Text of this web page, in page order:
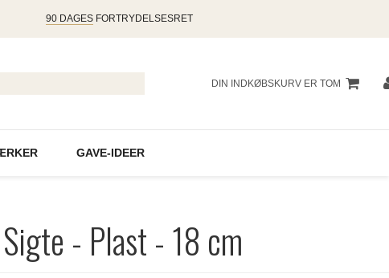
90 DAGESFORTRYDELSESRET
DIN INDKØBSKURV ER TOM
GAVE-IDEER
- Plast - 18 cm